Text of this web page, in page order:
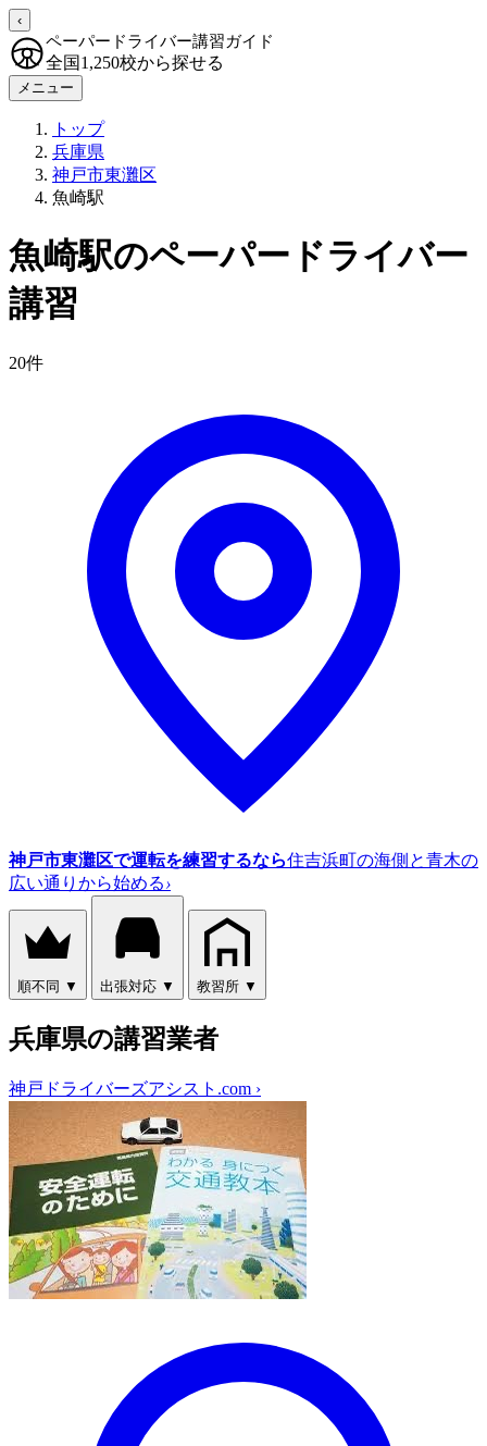
‹
ペーパードライバー講習ガイド
全国1,250校から探せる
メニュー
トップ
兵庫県
神戸市東灘区
魚崎駅
魚崎駅のペーパードライバー
講習
20件
神戸市東灘区で運転を練習するなら住吉浜町の海側と青木の
広い通りから始める›
順不同 ▼ 出張対応 ▼ 教習所 ▼
兵庫県の講習業者
神戸ドライバーズアシスト.com ›